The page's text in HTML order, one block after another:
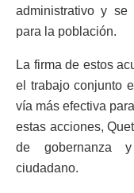
administrativo y se
para la población.
La firma de estos
el trabajo conjunto
vía más efectiva
estas acciones,
de gobernanza
ciudadano.